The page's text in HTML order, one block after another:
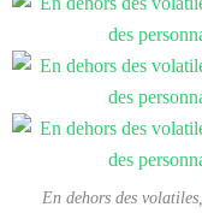
En dehors des